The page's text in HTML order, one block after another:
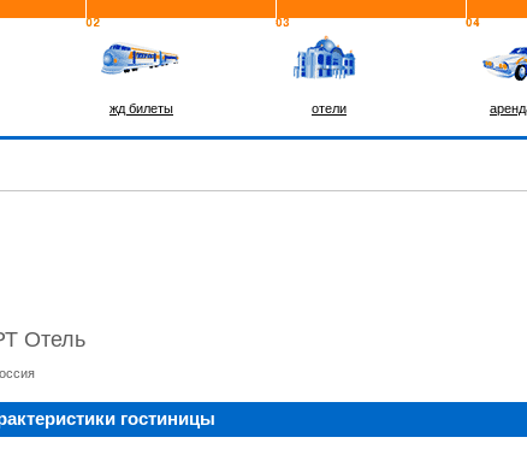
жд билеты отели
Отель
гостиницы